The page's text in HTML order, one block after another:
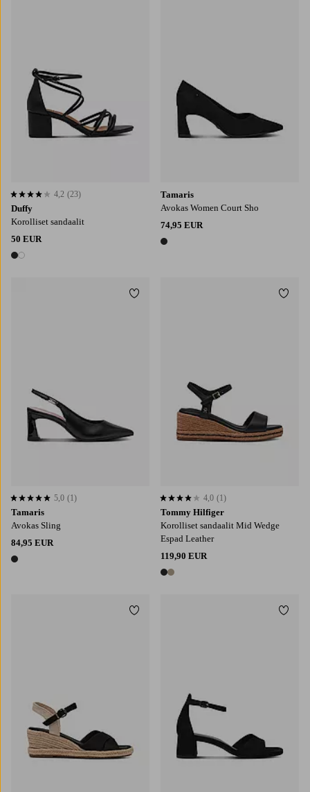
Duffy
Korolliset sandaalit
50 EUR
2 värejä
4,2 perustuen 23 arvosanaan
4,2 (23)
Tamaris
Avokas Women Court Sho
74,95 EUR
1 väri
Tamaris
Avokas Sling
84,95 EUR
1 väri
5,0 perustuen 1 arvosanaan
5,0 (1)
Lisää suosikkeihin
Tommy Hilfiger
Korolliset sandaalit Mid Wedge
Espad Leather
119,90 EUR
2 värejä
4,0 perustuen 1 arvosanaan
4,0 (1)
Lisää suosikkeihin